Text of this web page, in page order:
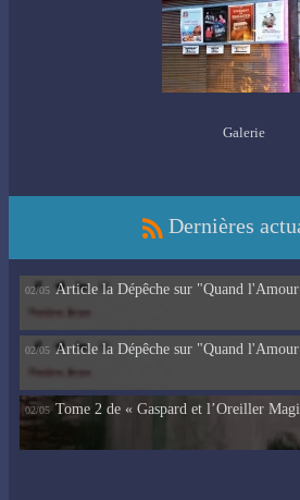
Galerie
Dernières
02/05 Article la Dépêche sur "Quand l'Amour
02/05 Article la Dépêche sur "Quand l'Amour
02/05 Tome 2 de « Gaspard et l’Oreiller